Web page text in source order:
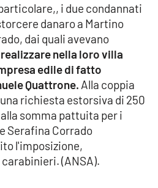
Grippo
i due condannati
danaro a Martino
dai quali avevano
nella loro villa
edile di fatto
Quattrone. Alla coppia
richiesta estorsiva di 250
somma pattuita per i
Serafina Corrado
l'imposizione,
(ANSA).